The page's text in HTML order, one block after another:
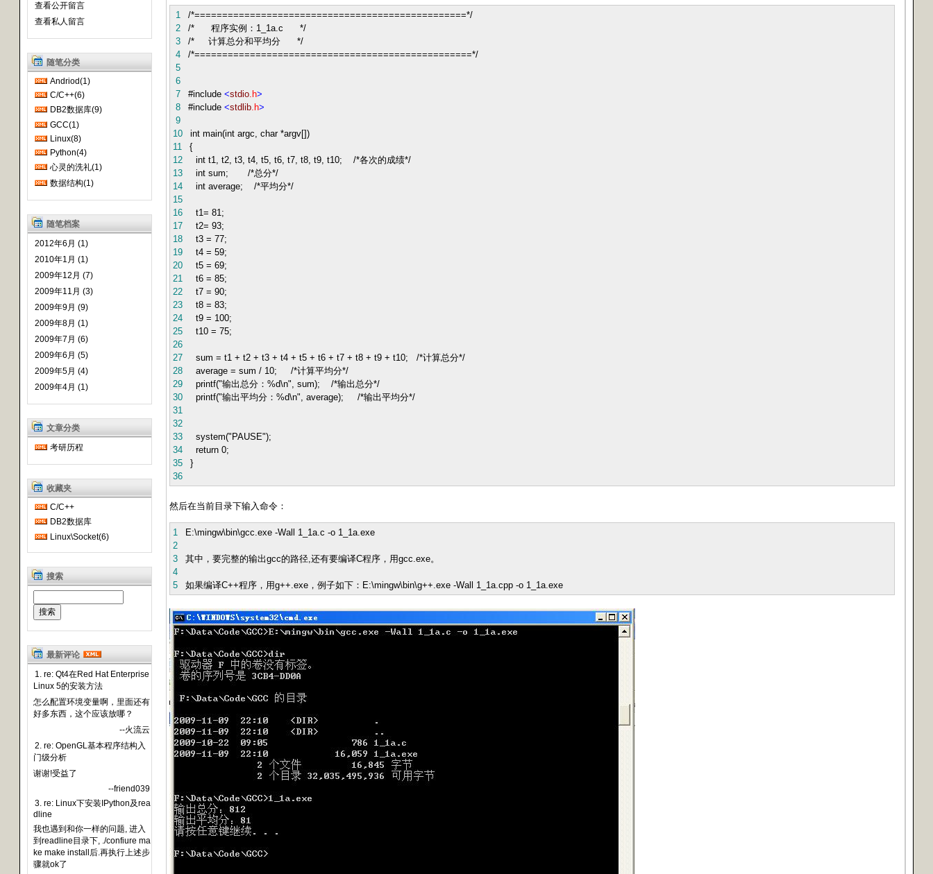
查看公开留言
查看私人留言
随笔分类
Andriod(1)
C/C++(6)
DB2数据库(9)
GCC(1)
Linux(8)
Python(4)
心灵的洗礼(1)
数据结构(1)
随笔档案
2012年6月 (1)
2010年1月 (1)
2009年12月 (7)
2009年11月 (3)
2009年9月 (9)
2009年8月 (1)
2009年7月 (6)
2009年6月 (5)
2009年5月 (4)
2009年4月 (1)
文章分类
考研历程
收藏夹
C/C++
DB2数据库
Linux\Socket(6)
搜索
最新评论
1. re: Qt4在Red Hat Enterprise
Linux 5的安装方法
怎么配置环境变量啊，里面还有
好多东西，这个应该放哪？
--火流云
2. re: OpenGL基本程序结构入
门级分析
谢谢!受益了
--friend039
3. re: Linux下安装IPython及rea
dline
我也遇到和你一样的问题, 进入
到readline目录下, ./confiure ma
ke make install后.再执行上述步
骤就ok了
1
/*=================================================*/
2
/* 程序实例：1_1a.c */
3
/* 计算总分和平均分 */
4
/*==================================================*/
5
6
7
#include <stdio.h>
8
#include <stdlib.h>
9
10
int main(int argc, char *argv[])
11
{
12
int t1, t2, t3, t4, t5, t6, t7, t8, t9, t10; /*各次的成绩*/
13
int sum; /*总分*/
14
int average; /*平均分*/
15
16
t1= 81;
17
t2= 93;
18
t3 = 77;
19
t4 = 59;
20
t5 = 69;
21
t6 = 85;
22
t7 = 90;
23
t8 = 83;
24
t9 = 100;
25
t10 = 75;
26
27
sum = t1 + t2 + t3 + t4 + t5 + t6 + t7 + t8 + t9 + t10; /*计算总分*/
28
average = sum / 10; /*计算平均分*/
29
printf("输出总分：%d\n", sum); /*输出总分*/
30
printf("输出平均分：%d\n", average); /*输出平均分*/
31
32
33
system("PAUSE");
34
return 0;
35
}
36
然后在当前目录下输入命令：
1
E:\mingw\bin\gcc.exe -Wall 1_1a.c -o 1_1a.exe
2
3
其中，要完整的输出gcc的路径,还有要编译C程序，用gcc.exe。
4
5
如果编译C++程序，用g++.exe，例子如下：E:\mingw\bin\g++.exe -Wall 1_1a.cpp -o 1_1a.exe